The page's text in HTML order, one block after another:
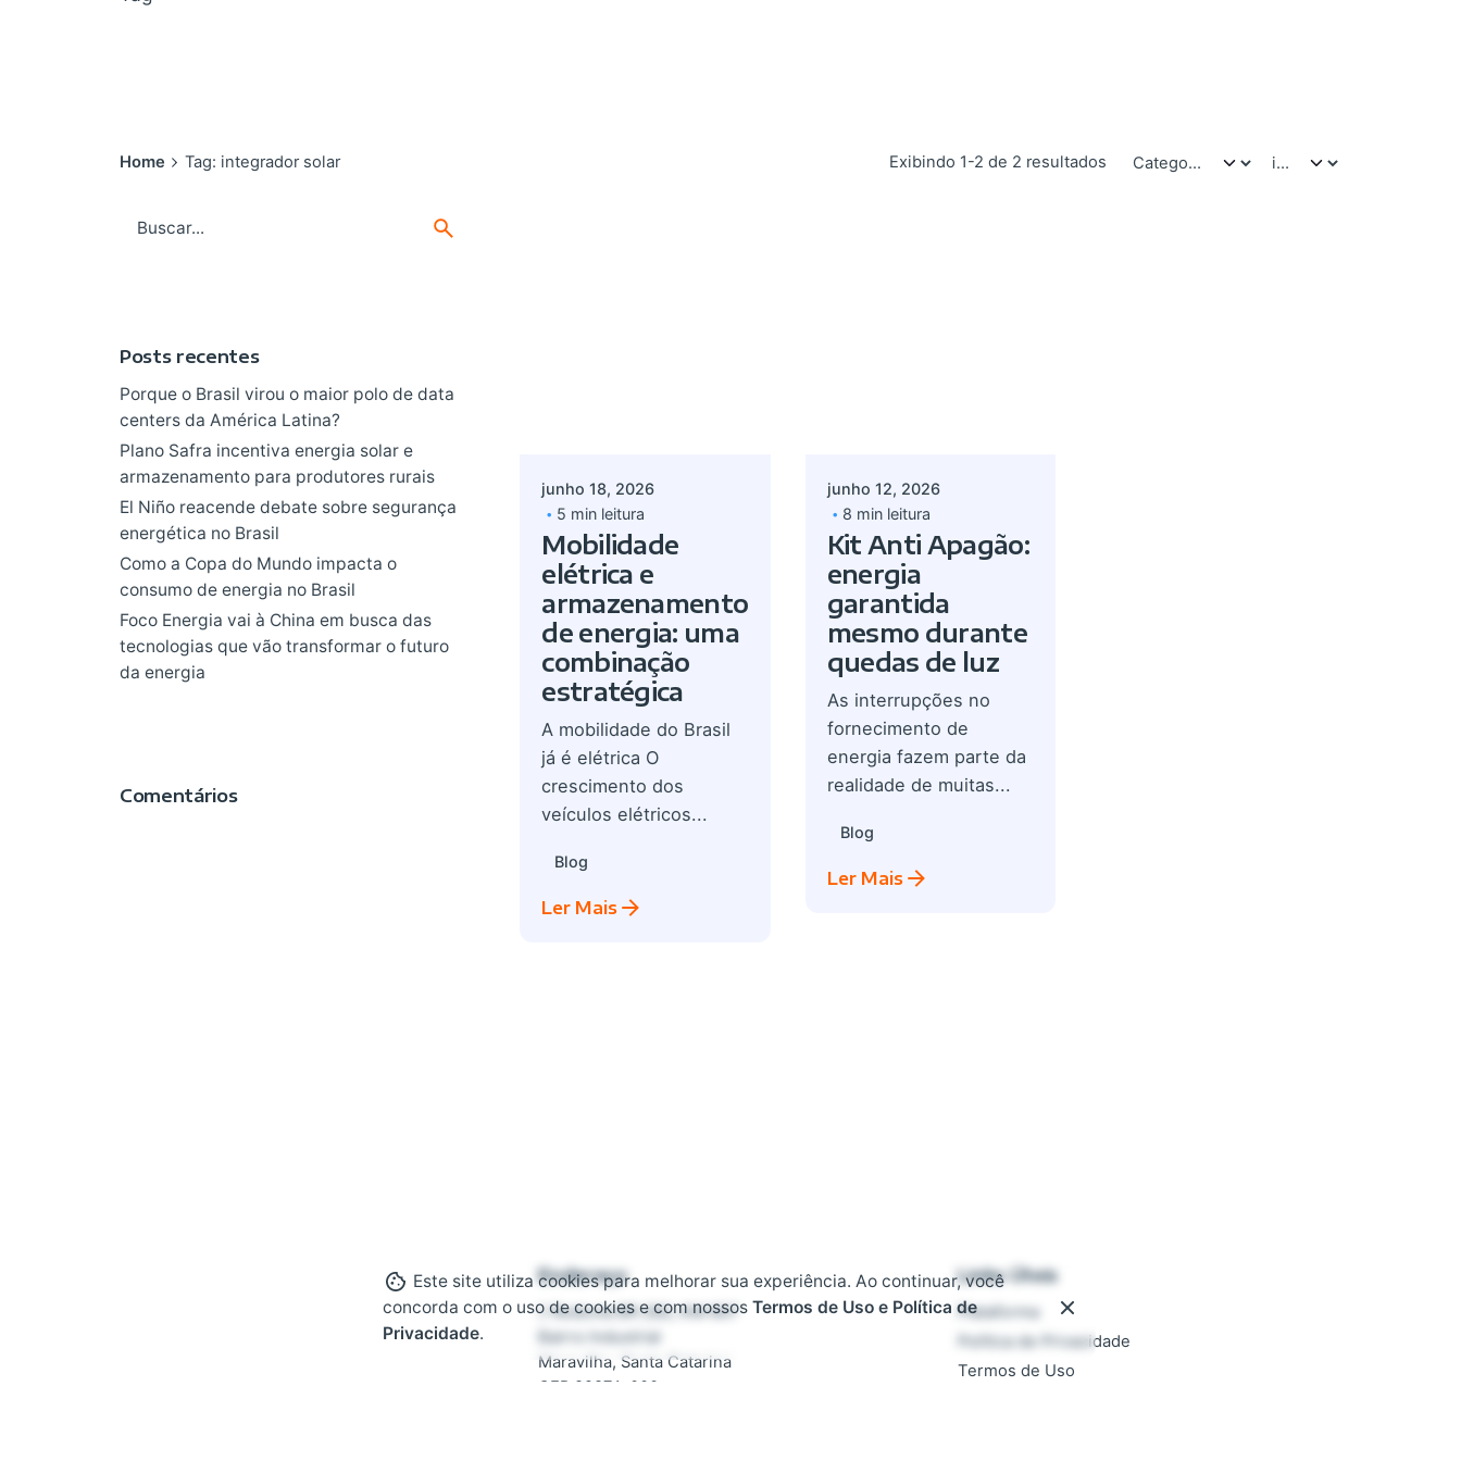
Home Tag: integrador solar Exibindo 1-2 de 2 resultados
Posts recentes
Porque o Brasil virou o maior polo de data
centers da América Latina?
Plano Safra incentiva energia solar e
armazenamento para produtores rurais
El Niño reacende debate sobre segurança
energética no Brasil
Como a Copa do Mundo impacta o
consumo de energia no Brasil
Foco Energia vai à China em busca das
tecnologias que vão transformar o futuro
da energia
Comentários
junho 18, 2026
5 min leitura
Mobilidade
elétrica e
armazenamento
de energia: uma
combinação
estratégica
A mobilidade do Brasil
já é elétrica O
crescimento dos
veículos elétricos...
Blog
Ler Mais
junho 12, 2026
8 min leitura
Kit Anti Apagão:
energia
garantida
mesmo durante
quedas de luz
As interrupções no
fornecimento de
energia fazem parte da
realidade de muitas...
Blog
Ler Mais
Endereço
Rodovia BR 282, KM 607
Bairro Industrial
Maravilha, Santa Catarina
CEP 89874-000
Links Úteis
Plataforma
Política de Privacidade
Termos de Uso
Este site utiliza cookies para melhorar sua experiência. Ao continuar, você
concorda com o uso de cookies e com nossos Termos de Uso e Política de
Privacidade.